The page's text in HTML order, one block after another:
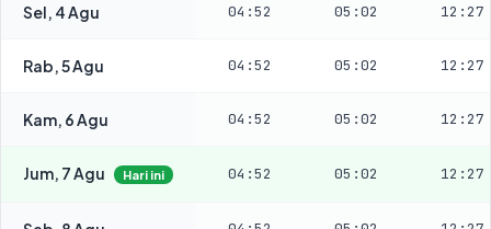
Sel, 4 Agu 04:52 05:02 12:27
Rab, 5 Agu 04:52 05:02 12:27
Kam, 6 Agu 04:52 05:02 12:27
Jum, 7 Agu Hari ini 04:52 05:02 12:27